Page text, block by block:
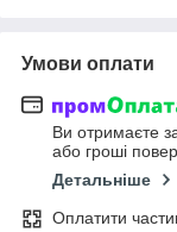
Умови оплати
Ви отримаєте
або гроші
Детальніше
Оплатити